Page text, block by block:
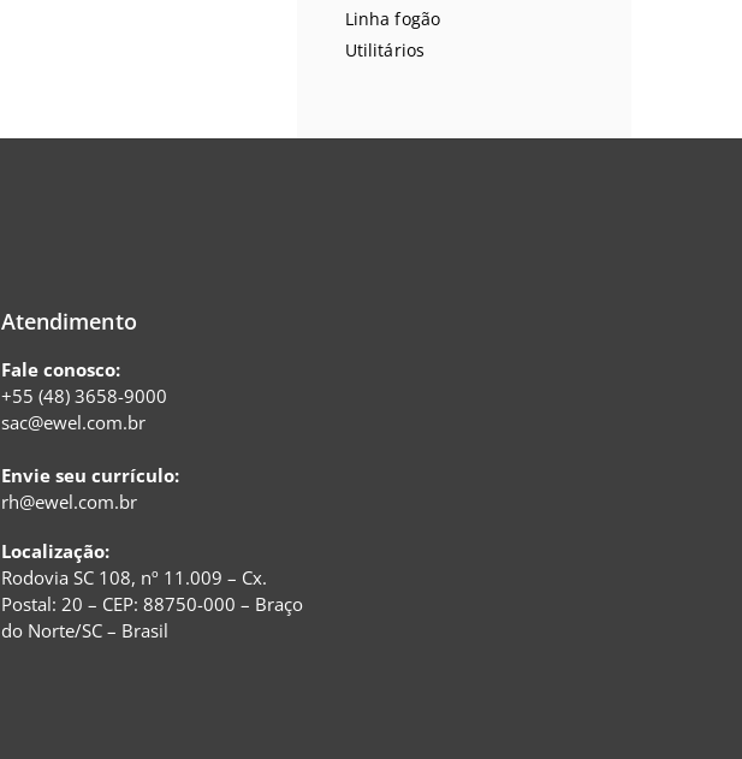
Linha fogão
Utilitários
Atendimento
Fale conosco:
+55 (48) 3658-9000
sac@ewel.com.br
Envie seu currículo:
rh@ewel.com.br
Localização:
Rodovia SC 108, nº 11.009 – Cx.
Postal: 20 – CEP: 88750-000 – Braço
do Norte/SC – Brasil